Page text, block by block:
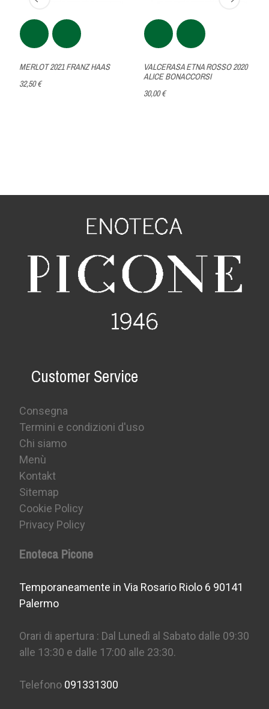
MERLOT 2021 FRANZ HAAS
32,50 €
VALCERASA ETNA ROSSO 2020
ALICE BONACCORSI
30,00 €
Customer Service
Consegna
Termini e condizioni d'uso
Chi siamo
Menù
Kontakt
Sitemap
Cookie Policy
Privacy Policy
Enoteca Picone
Temporaneamente in Via Rosario Riolo 6 90141
Palermo
Orari di apertura : Dal Lunedì al Sabato dalle 09:30
alle 13:30 e dalle 17:00 alle 23:30.
Telefono 091331300